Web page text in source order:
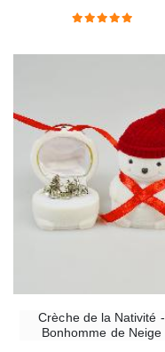
Crèche de la Nativité -
Bonhomme de Neige